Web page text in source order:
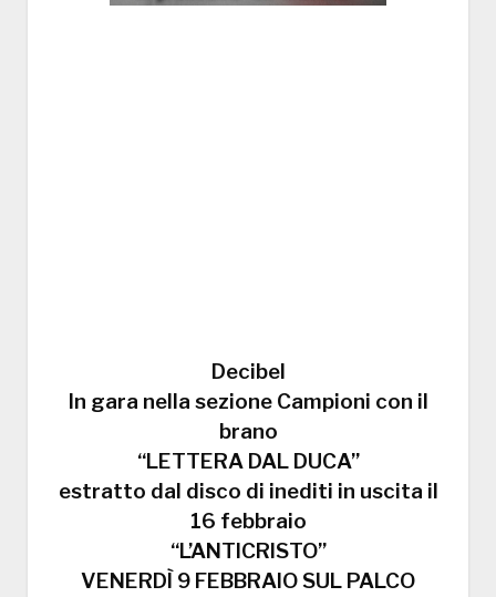
Decibel
In gara nella sezione Campioni con il
brano
“LETTERA DAL DUCA”
estratto dal disco di inediti in uscita il
16 febbraio
“L’ANTICRISTO”
VENERDÌ 9 FEBBRAIO SUL PALCO